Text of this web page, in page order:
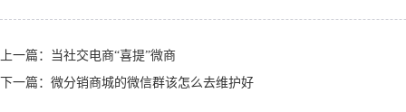
上一篇：
当社交电商“喜提”微商
下一篇： 微分销商城的微信群该怎么去维护好